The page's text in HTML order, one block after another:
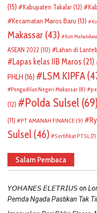
(15)
Kabupaten Takalar(12)
Kecamatan Maros Baru (13)
Makassar (43) Koti
ASEAN 2022 (10) Lahan di
Lapas kelas IIB Maros (21)
PHLH (16) LSM KIPFA
Pengadilan Negeri Makassar (8)
(12)
Polda Sulsel (69)
(11)
PT AMANAH FINANCE(9)
Sulsel (46) Sertifikat PTSL (7)
Salam Pembaca
𝘠𝘖𝘏𝘈𝘕𝘌𝘚 𝘌𝘓𝘌𝘛𝘙𝘐𝘜𝘚on
Pemda Ngada Pastikan Tak